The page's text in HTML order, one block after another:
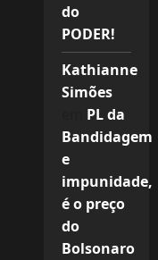
do
PODER!
Kathianne
Simões
PL da
Bandidagem
e
impunidade,
é o preço
do
Bolsonaro